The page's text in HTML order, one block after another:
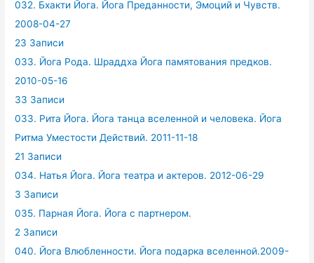
032. Бхакти Йога. Йога Преданности, Эмоций и Чувств.
2008-04-27
23 Записи
033. Йога Рода. Шраддха Йога памятования предков.
2010-05-16
33 Записи
033. Рита Йога. Йога танца вселенной и человека. Йога
Ритма Уместости Действий. 2011-11-18
21 Записи
034. Натья Йога. Йога театра и актеров. 2012-06-29
3 Записи
035. Парная Йога. Йога с партнером.
2 Записи
040. Йога Влюбленности. Йога подарка вселенной.2009-